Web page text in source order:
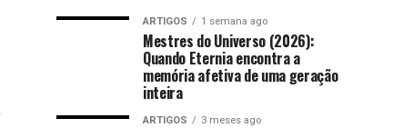
ARTIGOS 1 semana ago
Mestres do Universo (2026):
Quando Eternia encontra a
memória afetiva de uma geração
inteira
ARTIGOS 3 meses ago